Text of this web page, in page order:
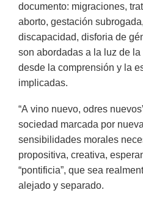
documento: migraciones,
aborto, gestación
discapacidad, disforia de
son abordadas a la luz de
desde la comprensión y la
implicadas.
“A vino nuevo, odres
sociedad marcada por
sensibilidades morales
propositiva, creativa,
“pontificia”, que sea
alejado y separado.